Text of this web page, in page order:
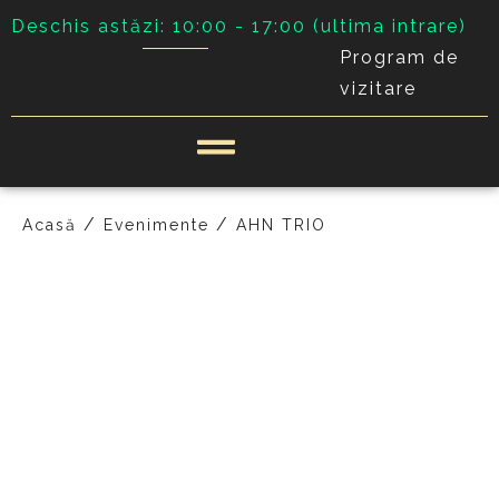
Deschis astăzi: 10:00 - 17:00 (ultima intrare)
Program de
vizitare
Acasă / Evenimente / AHN TRIO